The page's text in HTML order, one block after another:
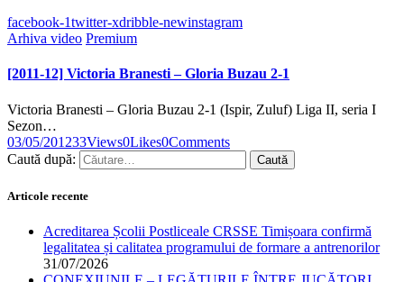
facebook-1twitter-xdribble-newinstagram
Arhiva video Premium
[2011-12] Victoria Branesti – Gloria Buzau 2-1
Victoria Branesti – Gloria Buzau 2-1 (Ispir, Zuluf) Liga II, seria I
Sezon…
03/05/201233Views0Likes0Comments
Caută după:
Articole recente
Acreditarea Școlii Postliceale CRSSE Timișoara confirmă
legalitatea și calitatea programului de formare a antrenorilor
31/07/2026